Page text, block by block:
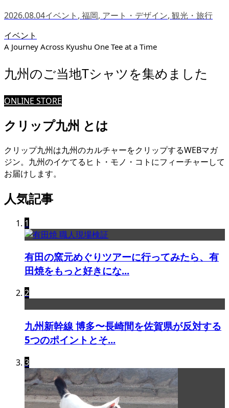
2026.08.04イベント , 福岡, アート・デザイン, 観光・旅行
イベント
A Journey Across Kyushu One Tee at a Time
九州のご当地Tシャツを集めました
ONLINE STORE
クリップ九州 とは
クリップ九州は九州のカルチャーをクリップするWEBマガ
ジン。九州のイケてるヒト・モノ・コトにフィーチャーして
お届けします。
人気記事
1
有田の窯元めぐりツアーに行ってみたら、有
田焼をもっと好きにな...
2
九州新幹線 博多〜長崎間を佐賀県が反対する
5つのポイントとそ...
3